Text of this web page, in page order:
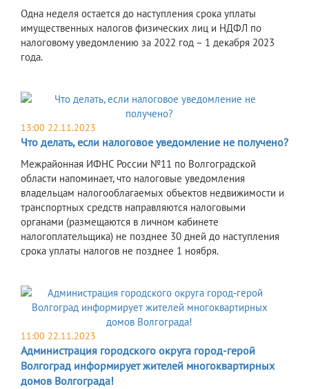
Одна неделя остается до наступления срока уплаты
имущественных налогов физических лиц и НДФЛ по
налоговому уведомлению за 2022 год – 1 декабря 2023
года.
13:00 22.11.2023
Что делать, если налоговое уведомление не получено?
Межрайонная ИФНС России №11 по Волгоградской
области напоминает, что налоговые уведомления
владельцам налогооблагаемых объектов недвижимости и
транспортных средств направляются налоговыми
органами (размещаются в личном кабинете
налогоплательщика) не позднее 30 дней до наступления
срока уплаты налогов не позднее 1 ноября.
11:00 22.11.2023
Администрация городского округа город-герой
Волгоград информирует жителей многоквартирных
домов Волгограда!